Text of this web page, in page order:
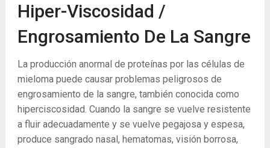
Hiper-Viscosidad /
Engrosamiento De La Sangre
La producción anormal de proteínas por las células de
mieloma puede causar problemas peligrosos de
engrosamiento de la sangre, también conocida como
hiperciscosidad. Cuando la sangre se vuelve resistente
a fluir adecuadamente y se vuelve pegajosa y espesa,
produce sangrado nasal, hematomas, visión borrosa,